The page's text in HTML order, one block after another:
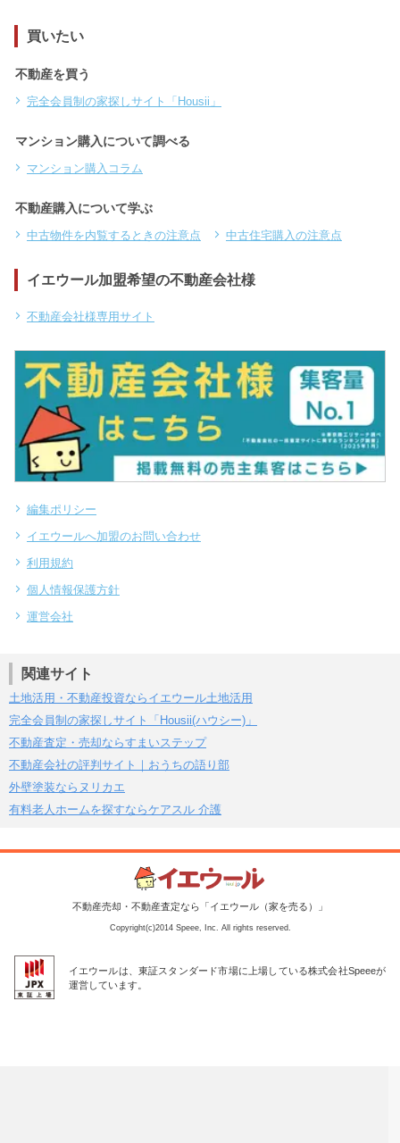
買いたい
不動産を買う
完全会員制の家探しサイト「Housii」
マンション購入について調べる
マンション購入コラム
不動産購入について学ぶ
中古物件を内覧するときの注意点 中古住宅購入の注意点
イエウール加盟希望の不動産会社様
不動産会社様専用サイト
編集ポリシー
イエウールへ加盟のお問い合わせ
利用規約
個人情報保護方針
運営会社
関連サイト
土地活用・不動産投資ならイエウール土地活用
完全会員制の家探しサイト「Housii(ハウシー)」
不動産査定・売却ならすまいステップ
不動産会社の評判サイト｜おうちの語り部
外壁塗装ならヌリカエ
有料老人ホームを探すならケアスル 介護
不動産売却・不動産査定なら「イエウール（家を売る）」
Copyright(c)2014 Speee, Inc. All rights reserved.
イエウールは、東証スタンダード市場に上場している株式会社Speeeが
運営しています。